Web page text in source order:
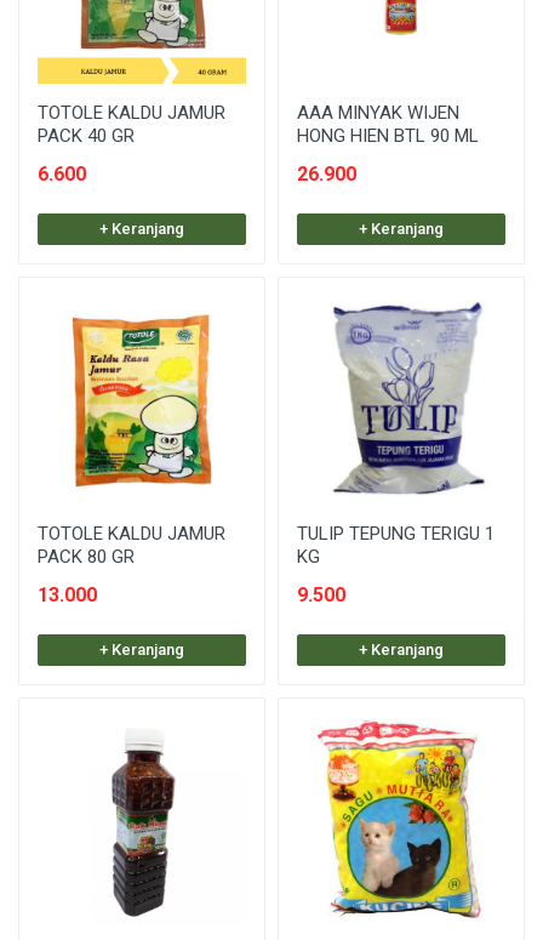
TOTOLE KALDU JAMUR
PACK 40 GR
6.600
+ Keranjang
AAA MINYAK WIJEN
HONG HIEN BTL 90 ML
26.900
+ Keranjang
TOTOLE KALDU JAMUR
PACK 80 GR
13.000
+ Keranjang
TULIP TEPUNG TERIGU 1
KG
9.500
+ Keranjang